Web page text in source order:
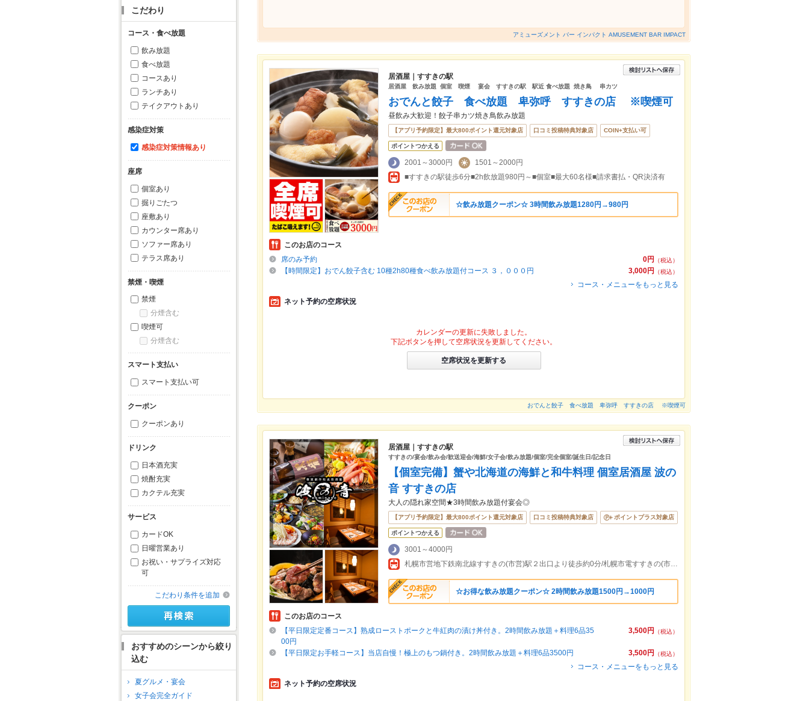
こだわり
コース・食べ放題
飲み放題
食べ放題
コースあり
ランチあり
テイクアウトあり
感染症対策
感染症対策情報あり
座席
個室あり
掘りごたつ
座敷あり
カウンター席あり
ソファー席あり
テラス席あり
禁煙・喫煙
禁煙
分煙含む
喫煙可
分煙含む
スマート支払い
スマート支払い可
クーポン
クーポンあり
ドリンク
日本酒充実
焼酎充実
カクテル充実
サービス
カードOK
日曜営業あり
お祝い・サプライズ対応
可
こだわり条件を追加
おすすめのシーンから絞り
込む
夏グルメ・宴会
女子会完全ガイド
アミューズメント バー インパクト AMUSEMENT BAR IMPACT
居酒屋｜すすきの駅
居酒屋 飲み放題 個室 喫煙 宴会 すすきの駅 駅近 食べ放題 焼き鳥 串カツ
おでんと餃子 食べ放題 卑弥呼 すすきの店 ※喫煙可
昼飲み大歓迎！餃子串カツ焼き鳥飲み放題
【アプリ予約限定】最大800ポイント還元対象店 口コミ投稿特典対象店 COIN+支払い可
ポイントつかえる
2001～3000円
1501～2000円
■すすきの駅徒歩6分■2h飲放題980円～■個室■最大60名様■請求書払・QR決済有
☆飲み放題クーポン☆ 3時間飲み放題1280円→980円
このお店のコース
0円
（税込）
席のみ予約
3,000円
（税込）
【時間限定】おでん餃子含む 10種2h80種食べ飲み放題付コース ３，０００円
コース・メニューをもっと見る
ネット予約の空席状況
カレンダーの更新に失敗しました。
下記ボタンを押して空席状況を更新してください。
空席状況を更新する
おでんと餃子 食べ放題 卑弥呼 すすきの店 ※喫煙可
居酒屋｜すすきの駅
すすきの/宴会/飲み会/歓送迎会/海鮮/女子会/飲み放題/個室/完全個室/誕生日/記念日
【個室完備】蟹や北海道の海鮮と和牛料理 個室居酒屋 波の
音 すすきの店
大人の隠れ家空間★3時間飲み放題付宴会◎
【アプリ予約限定】最大800ポイント還元対象店 口コミ投稿特典対象店 ポイントプラス対象店
ポイントつかえる
3001～4000円
札幌市営地下鉄南北線すすきの(市営)駅２出口より徒歩約0分/札幌市電すすきの(市電)駅出口より徒歩約2分
☆お得な飲み放題クーポン☆ 2時間飲み放題1500円→1000円
このお店のコース
3,500円
（税込）
【平日限定定番コース】熟成ローストポークと牛紅肉の漬け丼付き。2時間飲み放題＋料理6品35
00円
3,500円
（税込）
【平日限定お手軽コース】当店自慢！極上のもつ鍋付き。2時間飲み放題＋料理6品3500円
コース・メニューをもっと見る
ネット予約の空席状況